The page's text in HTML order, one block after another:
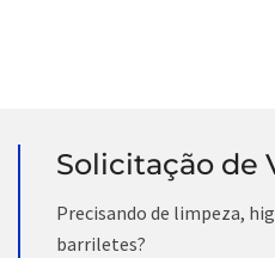
Solicitação de
Precisando de limpeza,
barriletes?